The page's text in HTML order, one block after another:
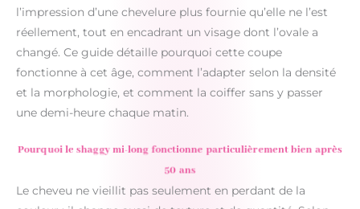
l’impression d’une chevelure plus fournie qu’elle ne l’est
réellement, tout en encadrant un visage dont l’ovale a
changé. Ce guide détaille pourquoi cette coupe
fonctionne à cet âge, comment l’adapter selon la densité
et la morphologie, et comment la coiffer sans y passer
une demi-heure chaque matin.
Pourquoi le shaggy mi-long fonctionne particulièrement bien après
50 ans
Le cheveu ne vieillit pas seulement en perdant de la